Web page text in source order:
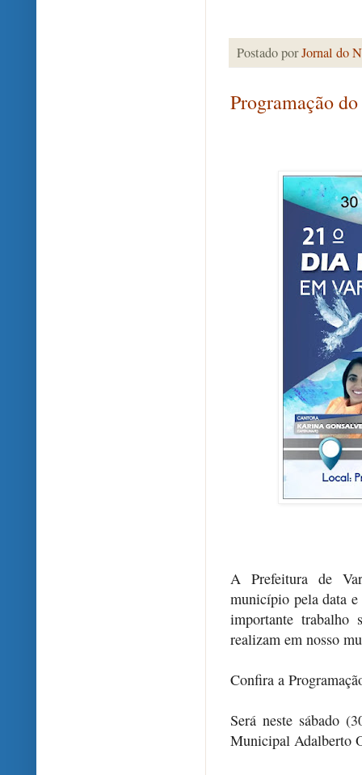
Postado porJornal do
Programação
A Prefeitura de
município pela data
importante trabalho
realizam em nosso
Confira a
Será neste sábado
Municipal Adalberto